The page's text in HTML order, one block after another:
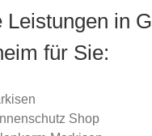
Leistungen in
für Sie:
Shop